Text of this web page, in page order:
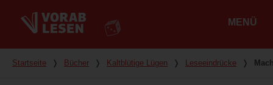
MENÜ
Du bist hier
Startseite ❭ Bücher ❭ Kaltblütige Lügen ❭ Leseeindrücke ❭